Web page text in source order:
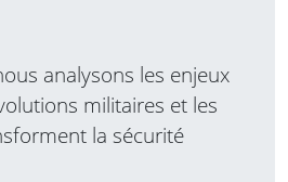
analysons les enjeux
militaires et les
la sécurité